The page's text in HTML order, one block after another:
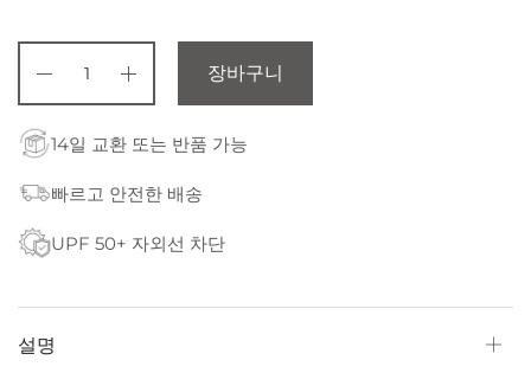
장바구니
14일 교환 또는 반품 가능
빠르고 안전한 배송
UPF 50+ 자외선 차단
설명